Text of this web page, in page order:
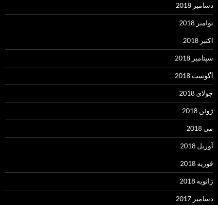
دسامبر 2018
نوامبر 2018
اکتبر 2018
سپتامبر 2018
آگوست 2018
جولای 2018
ژوئن 2018
می 2018
آوریل 2018
فوریه 2018
ژانویه 2018
دسامبر 2017